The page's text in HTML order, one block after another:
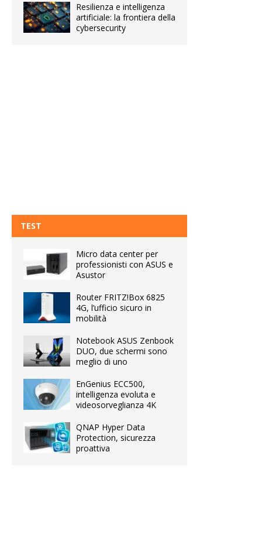
Resilienza e intelligenza
artificiale: la frontiera della
cybersecurity
TEST
Micro data center per
professionisti con ASUS e
Asustor
Router FRITZ!Box 6825
4G, l’ufficio sicuro in
mobilità
Notebook ASUS Zenbook
DUO, due schermi sono
meglio di uno
EnGenius ECC500,
intelligenza evoluta e
videosorveglianza 4K
QNAP Hyper Data
Protection, sicurezza
proattiva